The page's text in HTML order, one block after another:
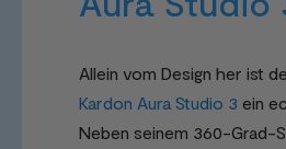
Allein vom Design her ist
Kardon Aura Studio 3 ein
Neben seinem 360-Grad-